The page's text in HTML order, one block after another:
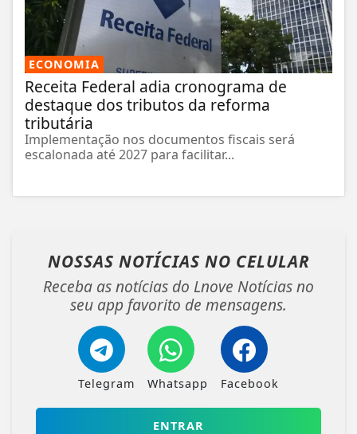
ECONOMIA
Receita Federal adia cronograma de
destaque dos tributos da reforma
tributária
Implementação nos documentos fiscais será
escalonada até 2027 para facilitar...
NOSSAS NOTÍCIAS NO CELULAR
Receba as notícias do Lnove Notícias no
seu app favorito de mensagens.
Telegram Whatsapp Facebook
ENTRAR